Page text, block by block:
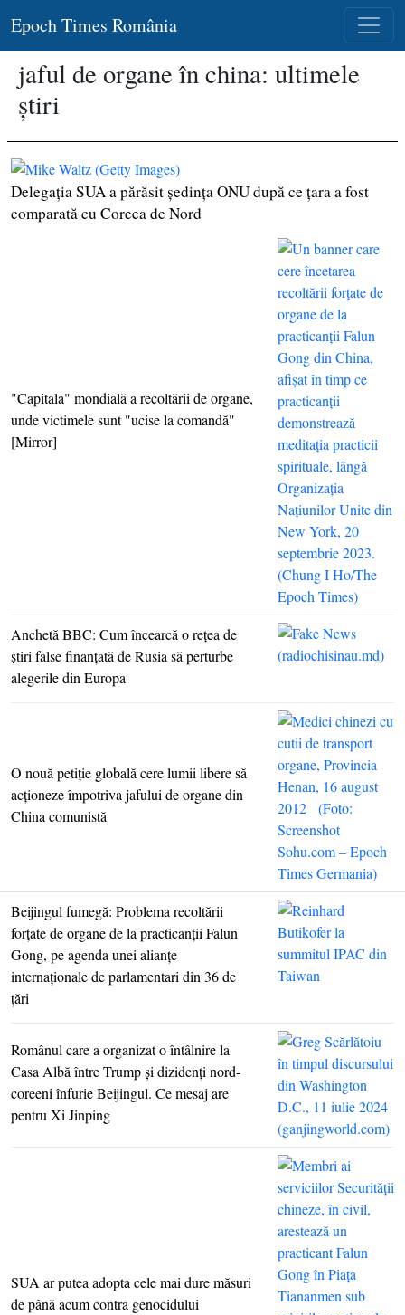
Epoch Times România
jaful de organe în china: ultimele
știri
Delegaţia SUA a părăsit şedinţa ONU după ce ţara a fost
comparată cu Coreea de Nord
"Capitala" mondială a recoltării de organe,
unde victimele sunt "ucise la comandă"
[Mirror]
Anchetă BBC: Cum încearcă o reţea de
ştiri false finanţată de Rusia să perturbe
alegerile din Europa
O nouă petiţie globală cere lumii libere să
acţioneze împotriva jafului de organe din
China comunistă
Beijingul fumegă: Problema recoltării
forţate de organe de la practicanţii Falun
Gong, pe agenda unei alianţe
internaţionale de parlamentari din 36 de
ţări
Românul care a organizat o întâlnire la
Casa Albă între Trump şi dizidenţi nord-
coreeni înfurie Beijingul. Ce mesaj are
pentru Xi Jinping
SUA ar putea adopta cele mai dure măsuri
de până acum contra genocidului